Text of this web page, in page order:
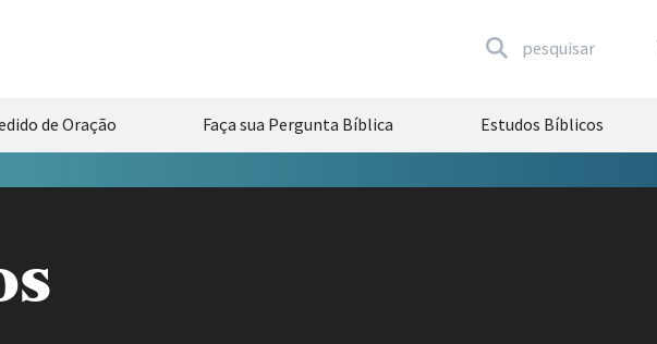
pesquisar
de Oração Faça sua Pergunta Bíblica Estudos Bíblicos